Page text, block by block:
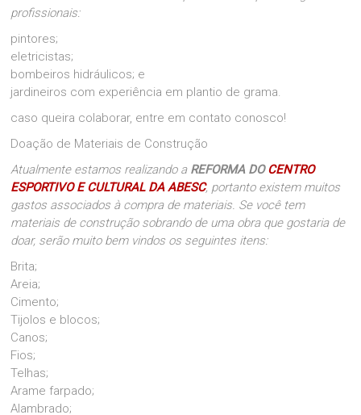
profissionais:
pintores;
eletricistas;
bombeiros hidráulicos; e
jardineiros com experiência em plantio de grama.
caso queira colaborar, entre em contato conosco!
Doação de Materiais de Construção
Atualmente estamos realizando a REFORMA DOCENTRO
ESPORTIVO E CULTURAL DA ABESC, portanto existem muitos
gastos associados à compra de materiais. Se você tem
materiais de construção sobrando de uma obra que gostaria de
doar, serão muito bem vindos os seguintes itens:
Brita;
Areia;
Cimento;
Tijolos e blocos;
Canos;
Fios;
Telhas;
Arame farpado;
Alambrado;